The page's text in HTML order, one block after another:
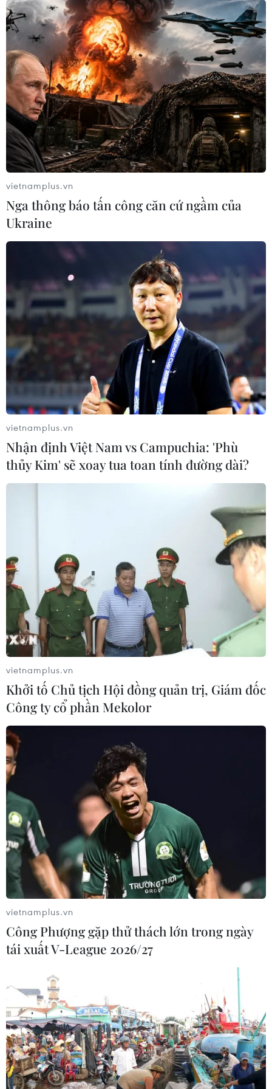
TIN CÙNG CHUYÊN MỤC
Các thương hiệu xe cao cấp của Đức
trong cuộc khủng hoảng lợi nhuận
04/08/2026 23:03
Bứt phá trước "tháng Ngâu": Hãng xe
đồng loạt bung chiêu kích cầu đa
dạng
04/08/2026 04:29
Ôtô Trung Quốc có tạo nên “làn sóng
tràn” tại châu Âu?
vietnamplus.vn
Nga thông báo tấn công căn cứ ngầm của
Ukraine
vietnamplus.vn
Nhận định Việt Nam vs Campuchia: 'Phù
thủy Kim' sẽ xoay tua toan tính đường dài?
vietnamplus.vn
Khởi tố Chủ tịch Hội đồng quản trị, Giám đốc
Công ty cổ phần Mekolor
vietnamplus.vn
Công Phượng gặp thử thách lớn trong ngày
tái xuất V-League 2026/27